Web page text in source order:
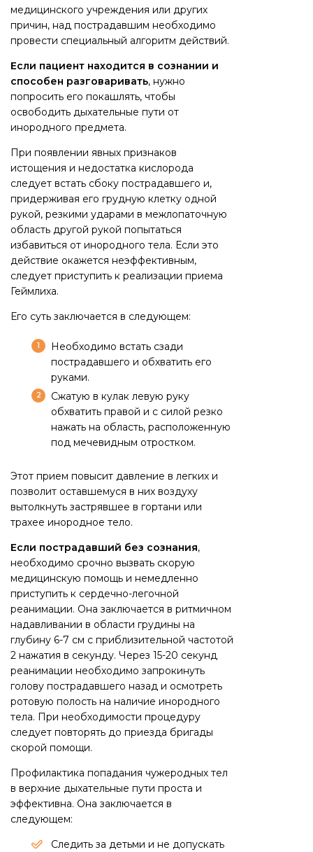
медицинского учреждения или других
причин, над пострадавшим необходимо
провести специальный алгоритм действий.
Если пациент находится в сознании и
способен разговаривать, нужно
попросить его покашлять, чтобы
освободить дыхательные пути от
инородного предмета.
При появлении явных признаков
истощения и недостатка кислорода
следует встать сбоку пострадавшего и,
придерживая его грудную клетку одной
рукой, резкими ударами в межлопаточную
область другой рукой попытаться
избавиться от инородного тела. Если это
действие окажется неэффективным,
следует приступить к реализации приема
Геймлиха.
Его суть заключается в следующем:
Необходимо встать сзади
пострадавшего и обхватить его
руками.
Сжатую в кулак левую руку
обхватить правой и с силой резко
нажать на область, расположенную
под мечевидным отростком.
Этот прием повысит давление в легких и
позволит оставшемуся в них воздуху
вытолкнуть застрявшее в гортани или
трахее инородное тело.
Если пострадавший без сознания,
необходимо срочно вызвать скорую
медицинскую помощь и немедленно
приступить к сердечно-легочной
реанимации. Она заключается в ритмичном
надавливании в области грудины на
глубину 6-7 см с приблизительной частотой
2 нажатия в секунду. Через 15-20 секунд
реанимации необходимо запрокинуть
голову пострадавшего назад и осмотреть
ротовую полость на наличие инородного
тела. При необходимости процедуру
следует повторять до приезда бригады
скорой помощи.
Профилактика попадания чужеродных тел
в верхние дыхательные пути проста и
эффективна. Она заключается в
следующем:
Следить за детьми и не допускать